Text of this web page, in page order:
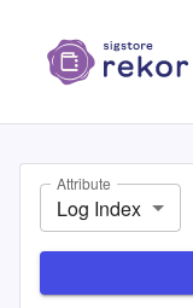
Attribute
Log Index